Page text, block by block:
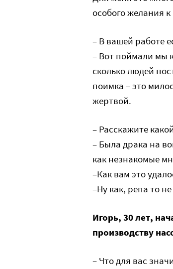
особого желания
– В вашей работе
– Вот поймали мы
сколько людей
поимка – это
жертвой.
– Расскажите
– Была драка на
как незнакомые
–Как вам это
–Ну как, репа то
Игорь, 30 лет,
производству
– Что для вас